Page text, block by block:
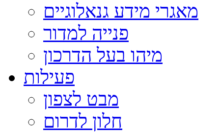
מאגרי מידע גנאלוגיים
פנייה למדור
מיהו בעל הדרכון
פעילות
מבט לצפון
חלון לדרום